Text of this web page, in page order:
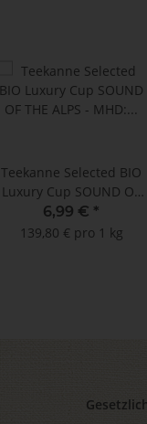
Teekanne Selected BIO
Luxury Cup SOUND OF
THE ALPS - MHD:
28.02.2026 !! (25 x 2 g)
6,99 € *
139,80 € pro 1 kg